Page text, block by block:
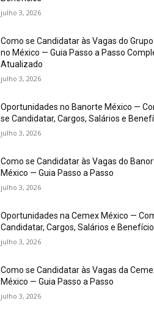
julho 3, 2026
Como se Candidatar às Vagas do
no México — Guia Passo a Passo
Atualizado
julho 3, 2026
Oportunidades no Banorte México —
se Candidatar, Cargos, Salários e
julho 3, 2026
Como se Candidatar às Vagas do
México — Guia Passo a Passo
julho 3, 2026
Oportunidades na Cemex México —
Candidatar, Cargos, Salários e
julho 3, 2026
Como se Candidatar às Vagas da
México — Guia Passo a Passo
julho 3, 2026